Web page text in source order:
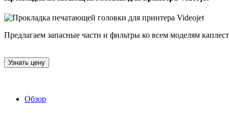
Предлагаем запасные части и фильтры ко всем моделям
Узнать цену
Обзор